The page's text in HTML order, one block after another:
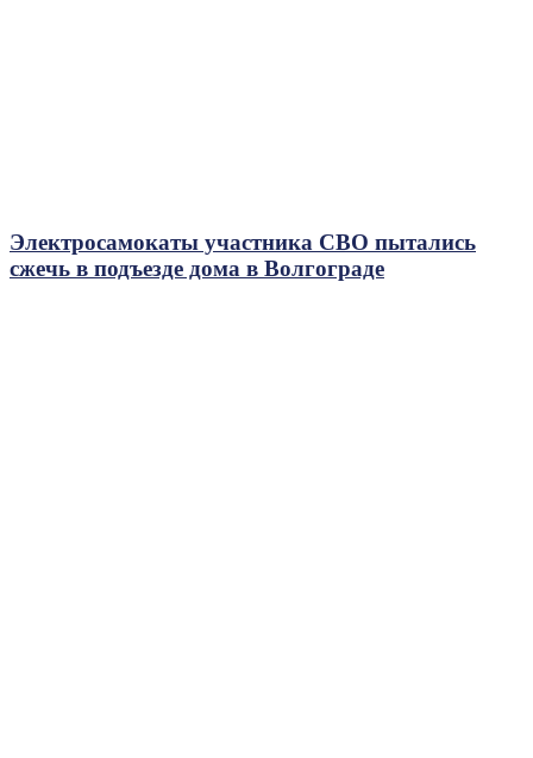
Электросамокаты участника СВО пытались
сжечь в подъезде дома в Волгограде